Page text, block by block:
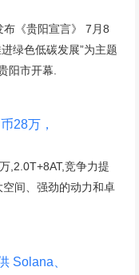
《贵阳宣言》 7月8
绿色低碳发展”为主题
阳市开幕.
28万，
,2.0T+8AT,竞争力提
间、强劲的动力和卓
Solana、